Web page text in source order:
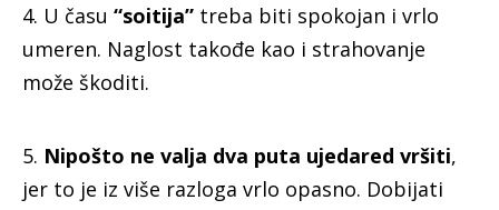
4. U času “soitija” treba biti spokojan i vrlo
umeren. Naglost takođe kao i strahovanje
može škoditi.
5. Nipošto ne valja dva puta ujedared vršiti,
jer to je iz više razloga vrlo opasno. Dobijati